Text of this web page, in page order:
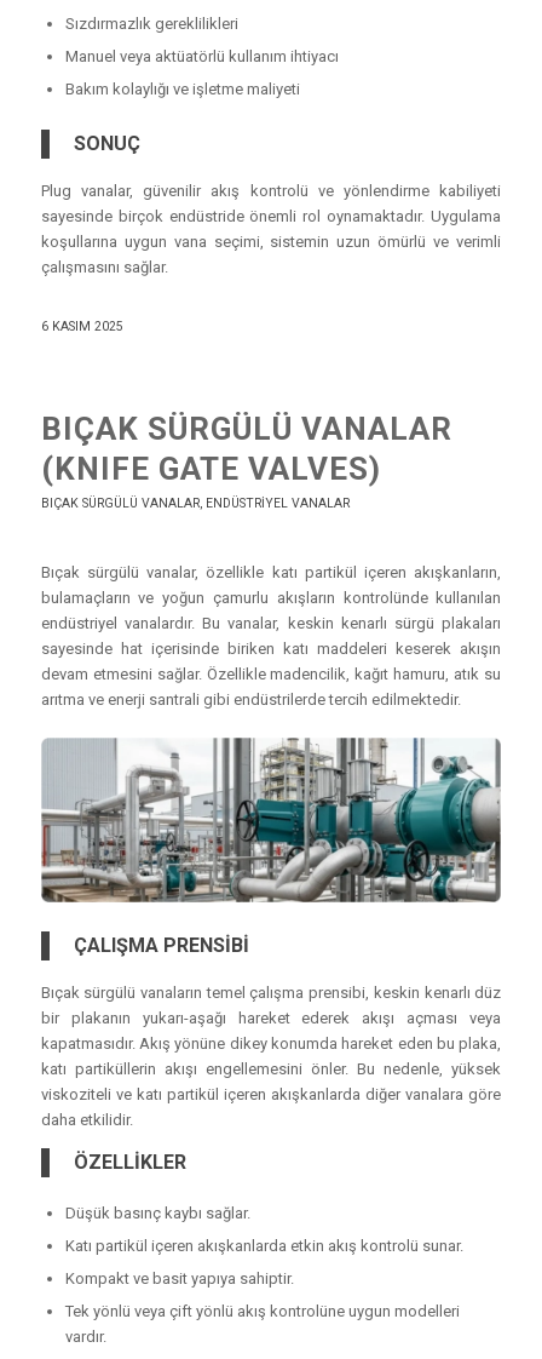
Sızdırmazlık gereklilikleri
Manuel veya aktüatörlü kullanım ihtiyacı
Bakım kolaylığı ve işletme maliyeti
SONUÇ
Plug vanalar, güvenilir akış kontrolü ve yönlendirme kabiliyeti
sayesinde birçok endüstride önemli rol oynamaktadır. Uygulama
koşullarına uygun vana seçimi, sistemin uzun ömürlü ve verimli
çalışmasını sağlar.
6 KASIM 2025
BIÇAK SÜRGÜLÜ VANALAR
(KNIFE GATE VALVES)
BIÇAK SÜRGÜLÜ VANALAR, ENDÜSTRIYEL VANALAR
Bıçak sürgülü vanalar, özellikle katı partikül içeren akışkanların,
bulamaçların ve yoğun çamurlu akışların kontrolünde kullanılan
endüstriyel vanalardır. Bu vanalar, keskin kenarlı sürgü plakaları
sayesinde hat içerisinde biriken katı maddeleri keserek akışın
devam etmesini sağlar. Özellikle madencilik, kağıt hamuru, atık su
arıtma ve enerji santrali gibi endüstrilerde tercih edilmektedir.
ÇALIŞMA PRENSİBİ
Bıçak sürgülü vanaların temel çalışma prensibi, keskin kenarlı düz
bir plakanın yukarı-aşağı hareket ederek akışı açması veya
kapatmasıdır. Akış yönüne dikey konumda hareket eden bu plaka,
katı partiküllerin akışı engellemesini önler. Bu nedenle, yüksek
viskoziteli ve katı partikül içeren akışkanlarda diğer vanalara göre
daha etkilidir.
ÖZELLİKLER
Düşük basınç kaybı sağlar.
Katı partikül içeren akışkanlarda etkin akış kontrolü sunar.
Kompakt ve basit yapıya sahiptir.
Tek yönlü veya çift yönlü akış kontrolüne uygun modelleri
vardır.